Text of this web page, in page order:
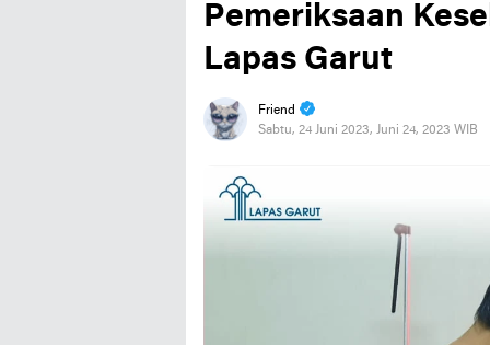
Pemeriksaan
Lapas Garut
Friend
Sabtu, 24 Juni 2023, Juni 24, 2023 WIB